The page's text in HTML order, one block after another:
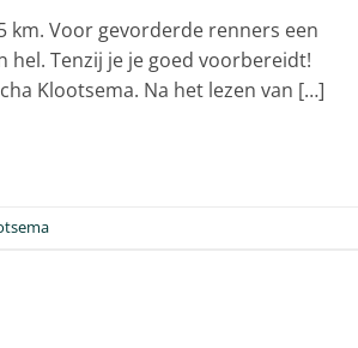
km. Voor gevorderde renners een
hel. Tenzij je je goed voorbereidt!
Klootsema. Na het lezen van […]